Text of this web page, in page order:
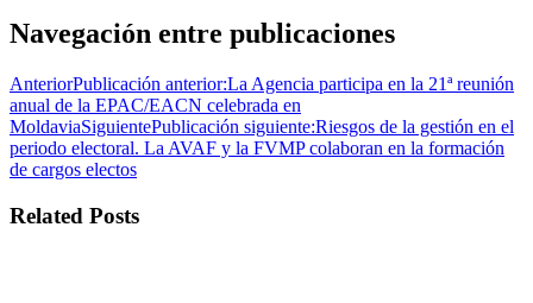
Navegación entre publicaciones
AnteriorPublicación anterior:La Agencia participa en la 21ª reunión
anual de la EPAC/EACN celebrada en
MoldaviaSiguientePublicación siguiente:Riesgos de la gestión en el
periodo electoral. La AVAF y la FVMP colaboran en la formación
de cargos electos
Related Posts